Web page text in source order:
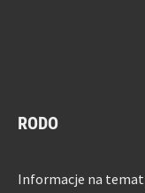
RODO
Informacje na